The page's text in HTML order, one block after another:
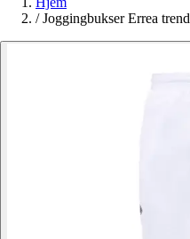
/ Joggingbukser Errea trend